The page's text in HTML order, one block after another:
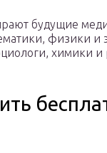
будущие
физики и
химики и